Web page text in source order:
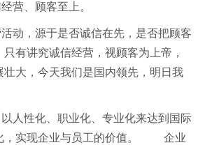
营、顾客至上。
动，源于是否诚信在先，是否把顾客
有讲究诚信经营，视顾客为上帝，
大，今天我们是国内领先，明日我
以人性化、职业化、专业化来达到国际
，实现企业与员工的价值。 企业